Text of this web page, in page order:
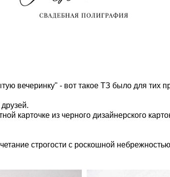
вечеринку" - вот такое ТЗ было для тих
карточке из черного дизайнерского
строгости с роскошной